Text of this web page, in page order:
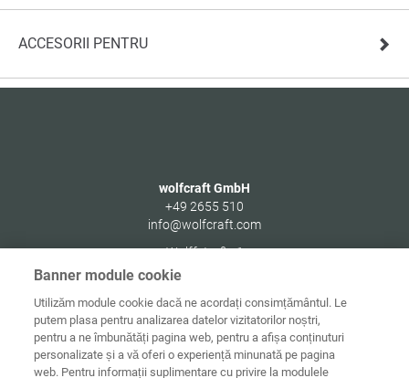
ACCESORII PENTRU
wolfcraft GmbH
+49 2655 510
info@wolfcraft.com
Wolffstraße 1
56746
Banner module cookie
Utilizăm module cookie dacă ne acordați consimțământul. Le
putem plasa pentru analizarea datelor vizitatorilor noștri,
pentru a ne îmbunătăți pagina web, pentru a afișa conținuturi
personalizate și a vă oferi o experiență minunată pe pagina
web. Pentru informații suplimentare cu privire la modulele